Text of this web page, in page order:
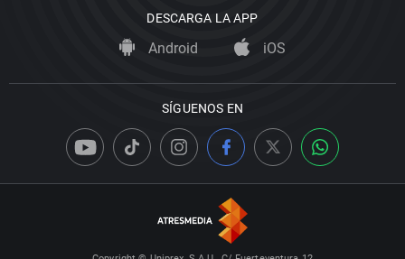
DESCARGA LA APP
Android iOS
SÍGUENOS EN